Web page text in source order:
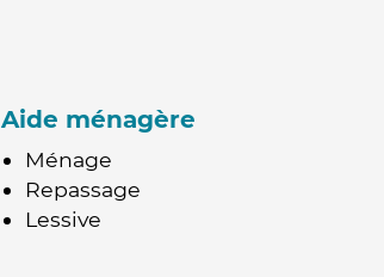
Aide ménagère
Ménage
Repassage
Lessive